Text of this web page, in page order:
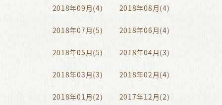
2018年09月(4) 2018年08月(4)
2018年07月(5) 2018年06月(4)
2018年05月(5) 2018年04月(3)
2018年03月(3) 2018年02月(4)
2018年01月(2) 2017年12月(2)